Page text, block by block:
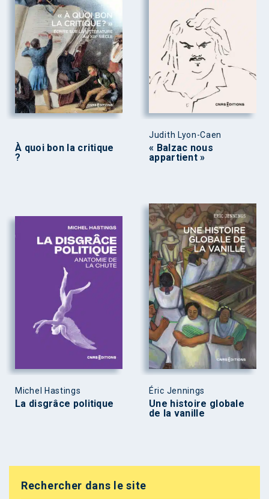
À quoi bon la critique
?
Judith Lyon-Caen
« Balzac nous
appartient »
Michel Hastings
La disgrâce politique
Éric Jennings
Une histoire globale
de la vanille
Rechercher dans le site